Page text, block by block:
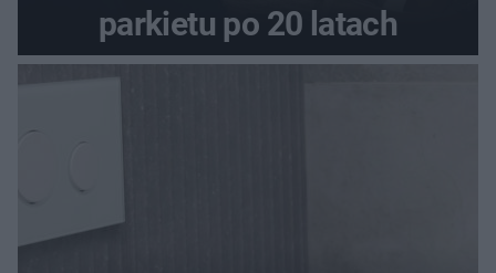
parkietu po 20 latach